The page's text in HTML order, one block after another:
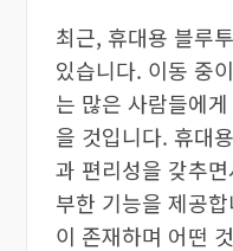
최근, 휴대용 블루
있습니다. 이동 중
는 많은 사람들에
을 것입니다. 휴대
과 편리성을 갖추
부한 기능을 제공
이 존재하며 어떤